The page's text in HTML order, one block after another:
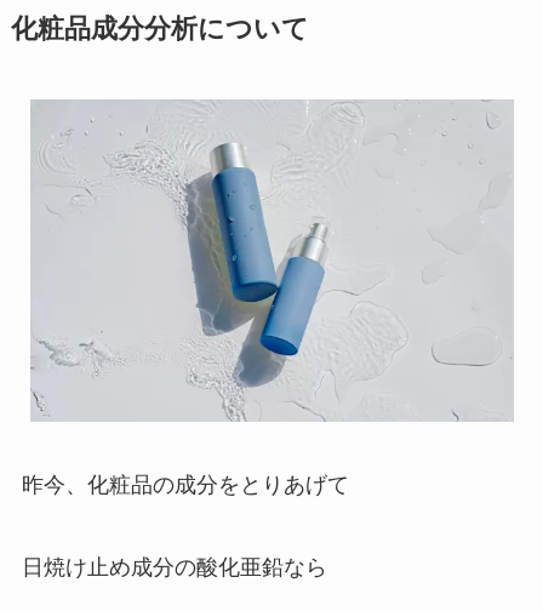
化粧品成分分析について
昨今、化粧品の成分をとりあげて
日焼け止め成分の酸化亜鉛なら